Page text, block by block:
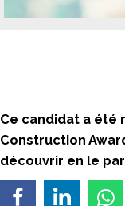
Ce candidat a été
Construction
découvrir en le